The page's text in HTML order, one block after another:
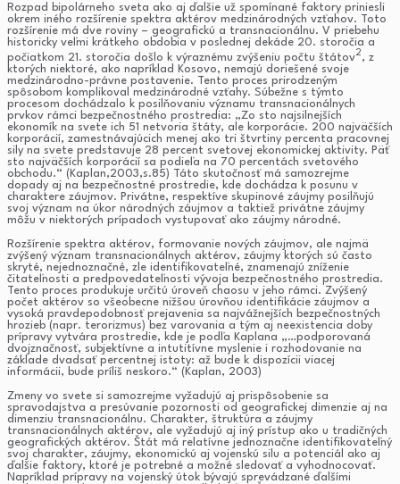
Rozpad bipolárneho sveta ako aj ďalšie už spomínané faktory priniesli
okrem iného rozšírenie spektra aktérov medzinárodných vzťahov. Toto
rozšírenie má dve roviny – geografickú a transnacionálnu. V priebehu
historicky veľmi krátkeho obdobia v poslednej dekáde 20. storočia a
počiatkom 21. storočia došlo k výraznému zvýšeniu počtu štátov2, z
ktorých niektoré, ako napríklad Kosovo, nemajú doriešené svoje
medzinárodno-právne postavenie. Tento proces prirodzeným
spôsobom komplikoval medzinárodné vzťahy. Súbežne s týmto
procesom dochádzalo k posilňovaniu významu transnacionálnych
prvkov rámci bezpečnostného prostredia: „Zo sto najsilnejších
ekonomík na svete ich 51 netvoria štáty, ale korporácie. 200 najväčších
korporácií, zamestnávajúcich menej ako tri štvrtiny percenta pracovnej
sily na svete predstavuje 28 percent svetovej ekonomickej aktivity. Päť
sto najväčších korporácií sa podieľa na 70 percentách svetového
obchodu.“ (Kaplan,2003,s.85) Táto skutočnosť má samozrejme
dopady aj na bezpečnostné prostredie, kde dochádza k posunu v
charaktere záujmov. Privátne, respektíve skupinové záujmy posilňujú
svoj význam na úkor národných záujmov a taktiež privátne záujmy
môžu v niektorých prípadoch vystupovať ako záujmy národné.
Rozšírenie spektra aktérov, formovanie nových záujmov, ale najmä
zvýšený význam transnacionálnych aktérov, záujmy ktorých sú často
skryté, nejednoznačné, zle identifikovateľné, znamenajú zníženie
čitateľnosti a predpovedateľnosti vývoja bezpečnostného prostredia.
Tento proces produkuje určitú úroveň chaosu v jeho rámci. Zvýšený
počet aktérov so všeobecne nižšou úrovňou identifikácie záujmov a
vysoká pravdepodobnosť prejavenia sa najvážnejších bezpečnostných
hrozieb (napr. terorizmus) bez varovania a tým aj neexistencia doby
prípravy vytvára prostredie, kde je podľa Kaplana „…podporovaná
dvojznačnosť, subjektívne a intutitívne myslenie i rozhodovanie na
základe dvadsať percentnej istoty: až bude k dispozícii viacej
informácii, bude príliš neskoro.“ (Kaplan, 2003)
Zmeny vo svete si samozrejme vyžadujú aj prispôsobenie sa
spravodajstva a presúvanie pozornosti od geografickej dimenzie aj na
dimenziu transnacionálnu. Charakter, štruktúra a záujmy
transnacionálnych aktérov, ale vyžadujú aj iný prístup ako u tradičných
geografických aktérov. Štát má relatívne jednoznačne identifikovateľný
svoj charakter, záujmy, ekonomickú aj vojenskú silu a potenciál ako aj
ďalšie faktory, ktoré je potrebné a možné sledovať a vyhodnocovať.
Napríklad prípravy na vojenský útok bývajú sprevádzané ďalšími